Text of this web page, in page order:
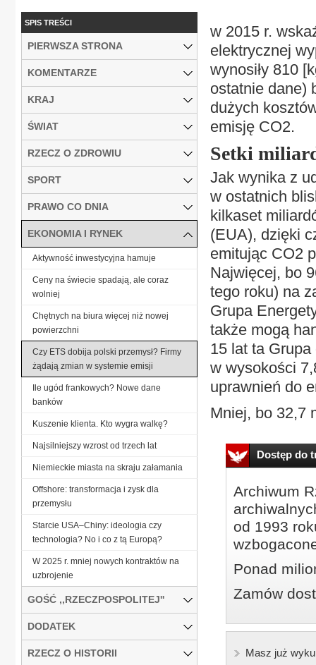
w 2015 r.
elektrycznej
wynosiły 810
ostatnie dane)
dużych
emisję CO2.
Setki
Jak wynika z
w ostatnich
kilkaset
(EUA), dzięki
emitując CO2
Najwięcej, bo
tego roku) na
Grupa
także mogą
15 lat ta Grupa
w wysokości
uprawnień do
Mniej, bo 32,7
Dostęp do
Archiwum
od 1993
Ponad
Zamów
Masz już
SPIS TREŚCI
PIERWSZA STRONA
KOMENTARZE
KRAJ
ŚWIAT
RZECZ O ZDROWIU
SPORT
PRAWO CO DNIA
EKONOMIA I RYNEK
Aktywność inwestycyjna hamuje
Ceny na świecie spadają, ale coraz
wolniej
Chętnych na biura więcej niż nowej
powierzchni
Czy ETS dobija polski przemysł? Firmy
żądają zmian w systemie emisji
Ile ugód frankowych? Nowe dane
banków
Kuszenie klienta. Kto wygra walkę?
Najsilniejszy wzrost od trzech lat
Niemieckie miasta na skraju załamania
Offshore: transformacja i zysk dla
przemysłu
Starcie USA–Chiny: ideologia czy
technologia? No i co z tą Europą?
W 2025 r. mniej nowych kontraktów na
uzbrojenie
GOŚĆ ,,RZECZPOSPOLITEJ''
DODATEK
RZECZ O HISTORII